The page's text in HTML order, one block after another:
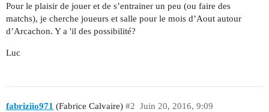
Pour le plaisir de jouer et de s’entrainer un peu (ou faire des
matchs), je cherche joueurs et salle pour le mois d’Aout autour
d’Arcachon. Y a 'il des possibilité?
Luc
fabriziio971 (Fabrice Calvaire) Juin 20, 2016, 9:09
#2